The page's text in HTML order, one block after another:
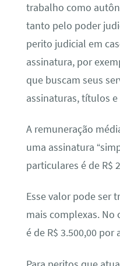
trabalho como
tanto pelo poder
perito judicial em
assinatura, por
que buscam seus
assinaturas, títulos
A remuneração
uma assinatura
particulares é de R$
Esse valor pode ser
mais complexas. No
é de R$ 3.500,00